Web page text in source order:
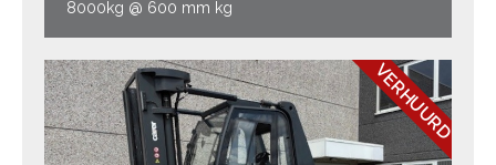
8000kg @ 600 mm kg
VERHUURD